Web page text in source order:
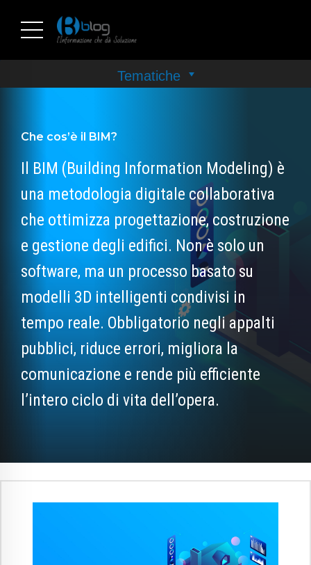
Che cos’è il BIM?
Il BIM (Building Information Modeling) è
una metodologia digitale collaborativa
che ottimizza progettazione, costruzione
e gestione degli edifici. Non è solo un
software, ma un processo basato su
modelli 3D intelligenti condivisi in
tempo reale. Obbligatorio negli appalti
pubblici, riduce errori, migliora la
comunicazione e rende più efficiente
l’intero ciclo di vita dell’opera.